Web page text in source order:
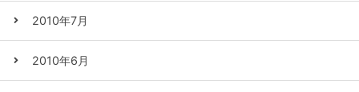
2010年7月
2010年6月